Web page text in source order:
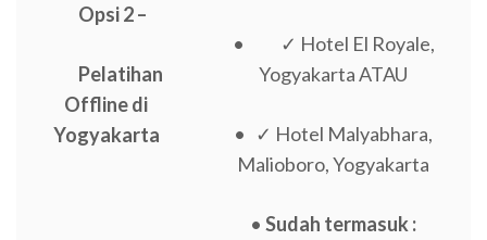
Opsi 2 –
Pelatihan
Offline di
Yogyakarta
• ✓ Hotel El Royale,
Yogyakarta ATAU
• ✓ Hotel Malyabhara,
Malioboro, Yogyakarta
• Sudah termasuk :